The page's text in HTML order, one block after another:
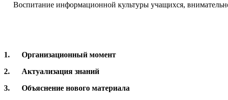
Воспитание информационной культуры учащихся,
1. Организационный момент
2. Актуализация знаний
3. Объяснение нового материала